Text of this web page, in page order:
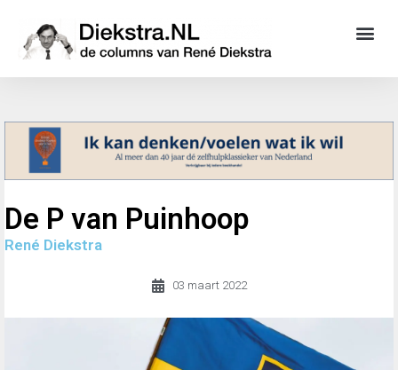
De P van Puinhoop
René Diekstra
03 maart 2022